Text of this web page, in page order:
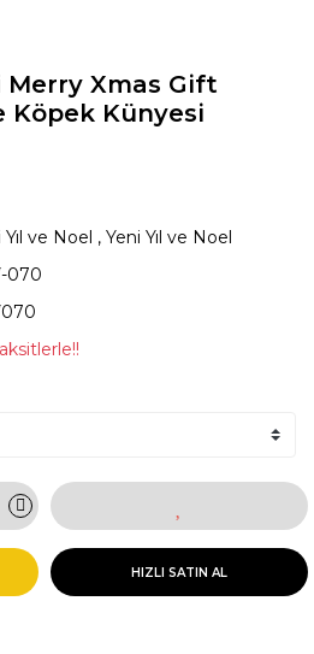
Merry Xmas Gift
Köpek Künyesi
Yıl ve Noel ,Yeni Yıl ve Noel
070
HIZLI SATIN AL